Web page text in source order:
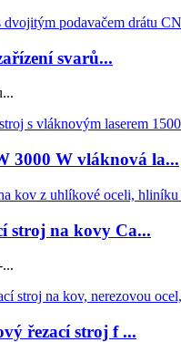
svarů...
3000 W vláknová la...
stroj na kovy Ca...
řezací stroj f ...